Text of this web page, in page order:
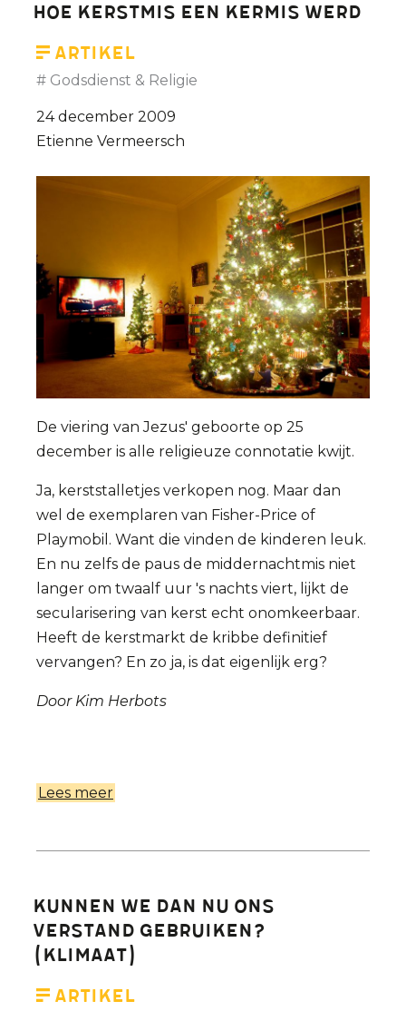
Hoe Kerstmis een kermis werd
Artikel
Godsdienst & Religie
24 december 2009
Etienne Vermeersch
De viering van Jezus' geboorte op 25
december is alle religieuze connotatie kwijt.
Ja, kerststalletjes verkopen nog. Maar dan
wel de exemplaren van Fisher-Price of
Playmobil. Want die vinden de kinderen leuk.
En nu zelfs de paus de middernachtmis niet
langer om twaalf uur 's nachts viert, lijkt de
secularisering van kerst echt onomkeerbaar.
Heeft de kerstmarkt de kribbe definitief
vervangen? En zo ja, is dat eigenlijk erg?
Door Kim Herbots
Lees meer
werd
Kunnen we dan nu ons
verstand gebruiken?
(klimaat)
Artikel